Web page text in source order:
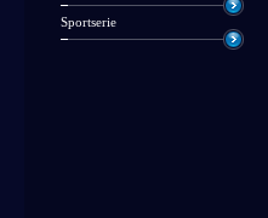
Sportserie